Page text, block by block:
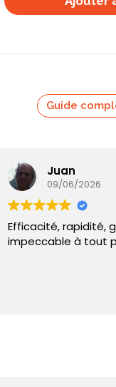
Guide
Juan
09/06/2026
Efficacité, rapidité,
impeccable à tout